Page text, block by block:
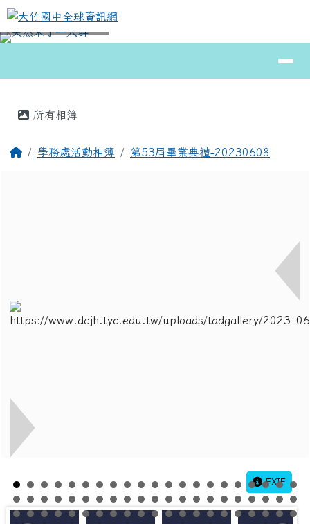
跳至主內容區
大竹國中全球資訊網
⏸
所有相簿
回首頁學務處活動相簿 第53屆畢業典禮-20230608
EXIF